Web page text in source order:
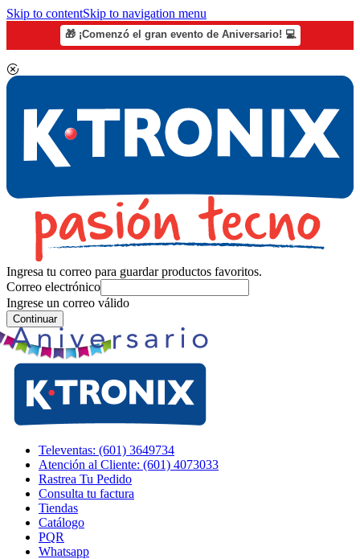
Skip to contentSkip to navigation menu
🎁 ¡Comenzó el gran evento de Aniversario! 💻
Ingresa tu correo para guardar productos favoritos.
Correo electrónico
Ingrese un correo válido
Continuar
Televentas: (601) 3649734
Atención al Cliente: (601) 4073033
Rastrea Tu Pedido
Consulta tu factura
Tiendas
Catálogo
PQR
Whatsapp